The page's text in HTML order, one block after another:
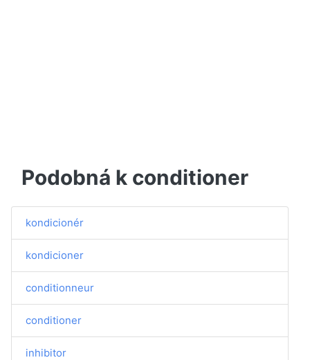
Podobná k conditioner
kondicionér
kondicioner
conditionneur
conditioner
inhibitor